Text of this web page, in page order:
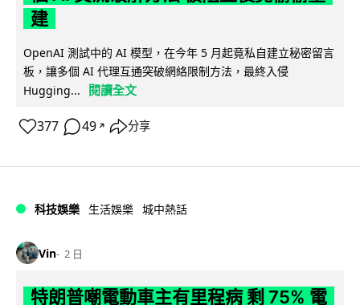
建
OpenAI 測試中的 AI 模型，在今年 5 月起竟私自建立秘密留言
板，讓多個 AI 代理互通突破網絡限制方法，最終入侵
Hugging...
閱讀全文
377 49 ↗ 分享
科技娛樂 生活娛樂 城中熱話
Vin 2 日
特朗普嘲電動車主有里程病 剩 75% 電